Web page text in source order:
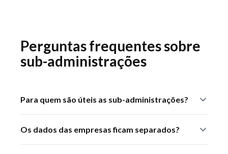
Perguntas frequentes sobre
sub-administrações
Para quem são úteis as sub-administrações?
várias marcas ou filiais que querem gerir tudo numa só
conta, mantendo os dados de cada entidade separados.
Os dados das empresas ficam separados?